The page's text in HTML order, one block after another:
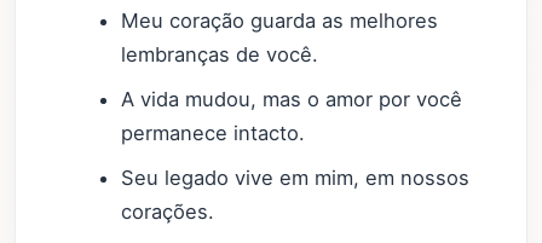
Meu coração guarda as melhores
lembranças de você.
A vida mudou, mas o amor por você
permanece intacto.
Seu legado vive em mim, em nossos
corações.